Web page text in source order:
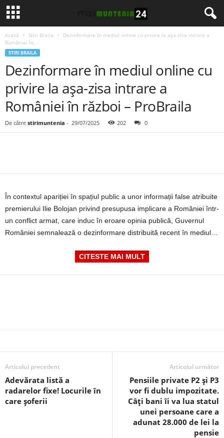
Acasă Stiri Braila
Dezinformare în mediul online cu privire la așa-zisa intrare a
României în...
STIRI BRAILA
Dezinformare în mediul online cu
privire la așa-zisa intrare a
României în război – ProBraila
De către stirimuntenia - 29/07/2025 202 0
În contextul apariției în spațiul public a unor informații false atribuite
premierului Ilie Bolojan privind presupusa implicare a României într-
un conflict armat, care induc în eroare opinia publică, Guvernul
României semnalează o dezinformare distribuită recent în mediul…
CITESTE MAI MULT
Articolul precedent
Adevărata listă a
radarelor fixe! Locurile în
care șoferii
Articolul următor
Pensiile private P2 și P3
vor fi dublu impozitate.
Câți bani îi va lua statul
unei persoane care a
adunat 28.000 de lei la
pensie